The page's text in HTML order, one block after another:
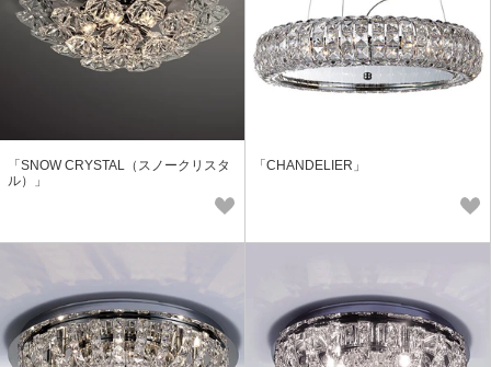
「SNOW CRYSTAL（スノークリスタ
ル）」
「CHANDELIER」